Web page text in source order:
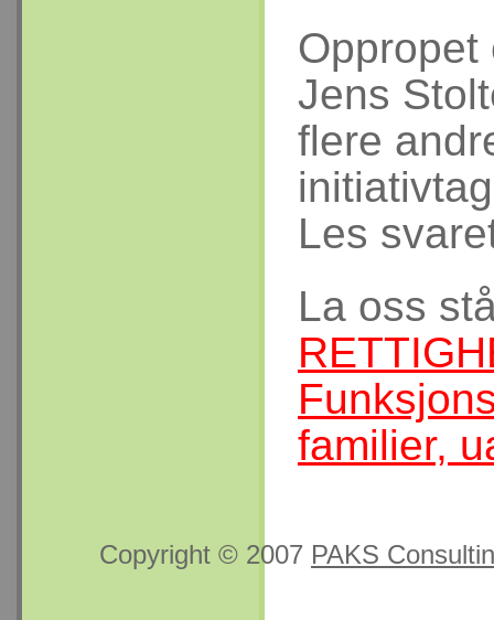
Oppropet
Jens
flere
Les
La oss
familier,
Copyright © 2007 PAKS